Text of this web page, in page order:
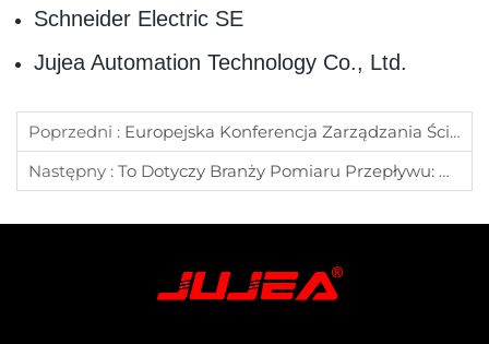
Schneider Electric SE
Jujea Automation Technology Co., Ltd.
Poprzedni : Europejska Konferencja Zarządzania Ściekami
Następny : To Dotyczy Branży Pomiaru Przepływu: Globalna Konferencja Pomiaru Przepływu 2025